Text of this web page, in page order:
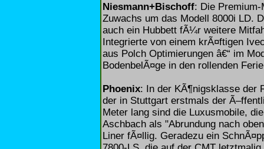
Niesmann+Bischoff: Die
Zuwachs um das Modell 8000i LD.
auch ein Hubbett fÃ¼r weitere
Integrierte von einem krÃ¤ftigen
aus Polch Optimierungen â€“ im
BodenbelÃ¤ge in den rollenden
Phoenix: In der KÃ¶nigsklasse der
der in Stuttgart erstmals der
Meter lang sind die Luxusmobile,
Aschbach als "Abrundung nach
Liner fÃ¤llig. Geradezu ein